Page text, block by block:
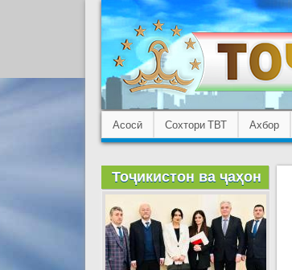
Асосӣ Сохтори ТВТ Ахбор
Тоҷикистон ва ҷаҳон